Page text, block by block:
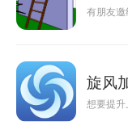
有朋友邀
旋风
想要提升